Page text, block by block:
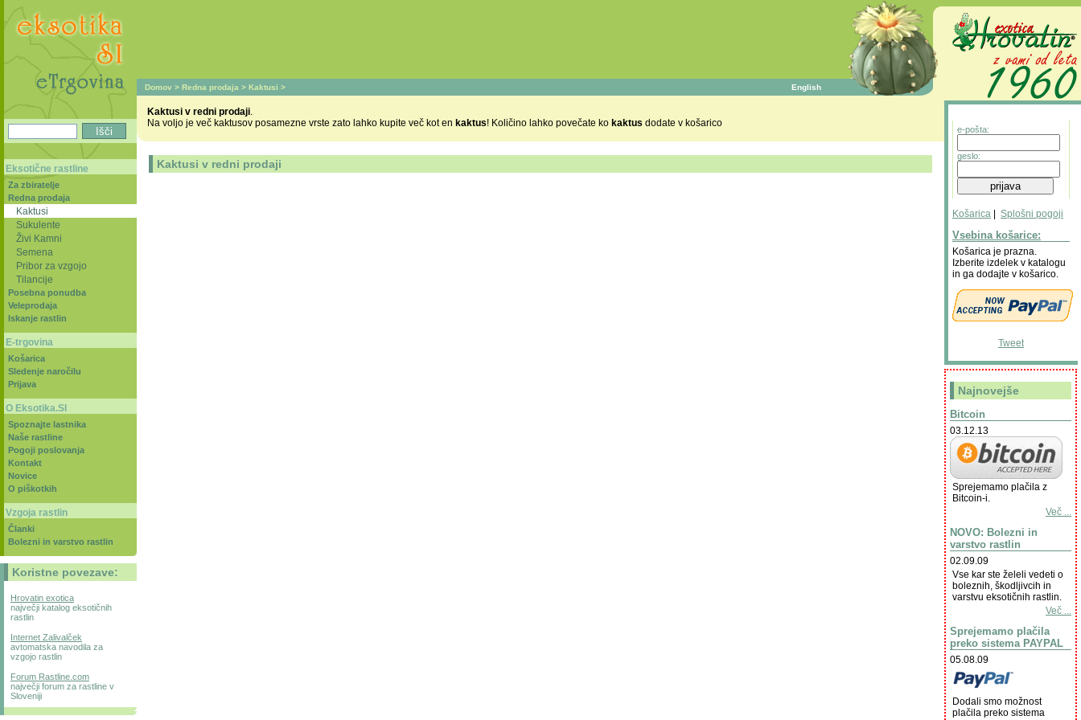
Domov > Redna prodaja > Kaktusi > English
Kaktusi v redni prodaji.
Na voljo je več kaktusov posamezne vrste zato lahko kupite več kot en kaktus! Količino lahko povečate ko kaktus dodate v košarico
Kaktusi v redni prodaji
e-pošta:
geslo:
Košarica Splošni pogoji
Vsebina košarice:
Košarica je prazna.
Izberite izdelek v katalogu
in ga dodajte v košarico.
Tweet
Najnovejše
Bitcoin
03.12.13
Sprejemamo plačila z
Bitcoin-i.
Več ...
NOVO: Bolezni in
varstvo rastlin
02.09.09
Vse kar ste želeli vedeti o
boleznih, škodljivcih in
varstvu eksotičnih rastlin.
Več ...
Sprejemamo plačila
preko sistema PAYPAL
05.08.09
Dodali smo možnost
plačila preko sistema
Eksotične rastline
Za zbiratelje
Redna prodaja
Kaktusi
Sukulente
Živi Kamni
Semena
Pribor za vzgojo
Tilancije
Posebna ponudba
Veleprodaja
Iskanje rastlin
E-trgovina
Košarica
Sledenje naročilu
Prijava
O Eksotika.SI
Spoznajte lastnika
Naše rastline
Pogoji poslovanja
Kontakt
Novice
O piškotkih
Vzgoja rastlin
Članki
Bolezni in varstvo rastlin
Koristne povezave:
Hrovatin exotica
največji katalog eksotičnih
rastlin
Internet Zalivalček
avtomatska navodila za
vzgojo rastlin
Forum Rastline.com
največji forum za rastline v
Sloveniji